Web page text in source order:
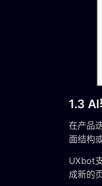
1.3
在产品
面结构
UXbot
成新的